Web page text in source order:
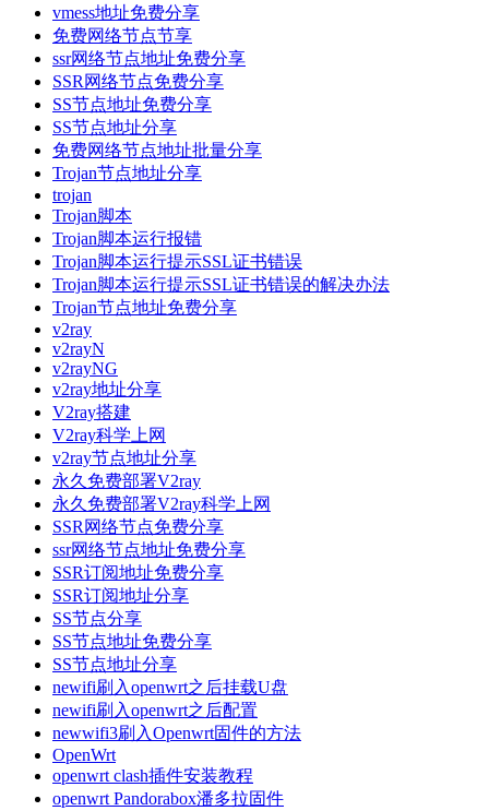
vmess地址免费分享
免费网络节点节享
ssr网络节点地址免费分享
SSR网络节点免费分享
SS节点地址免费分享
SS节点地址分享
免费网络节点地址批量分享
Trojan节点地址分享
trojan
Trojan脚本
Trojan脚本运行报错
Trojan脚本运行提示SSL证书错误
Trojan脚本运行提示SSL证书错误的解决办法
Trojan节点地址免费分享
v2ray
v2rayN
v2rayNG
v2ray地址分享
V2ray搭建
V2ray科学上网
v2ray节点地址分享
永久免费部署V2ray
永久免费部署V2ray科学上网
SSR网络节点免费分享
ssr网络节点地址免费分享
SSR订阅地址免费分享
SSR订阅地址分享
SS节点分享
SS节点地址免费分享
SS节点地址分享
newifi刷入openwrt之后挂载U盘
newifi刷入openwrt之后配置
newwifi3刷入Openwrt固件的方法
OpenWrt
openwrt clash插件安装教程
openwrt Pandorabox潘多拉固件